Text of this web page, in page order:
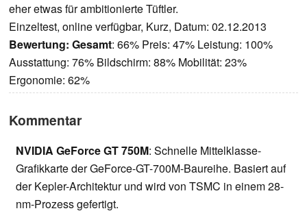
eher etwas für ambitionierte Tüftler.
Einzeltest, online verfügbar, Kurz, Datum: 02.12.2013
Bewertung: Gesamt: 66% Preis: 47% Leistung: 100%
Ausstattung: 76% Bildschirm: 88% Mobilität: 23%
Ergonomie: 62%
Kommentar
NVIDIA GeForce GT 750M: Schnelle Mittelklasse-
Grafikkarte der GeForce-GT-700M-Baureihe. Basiert auf
der Kepler-Architektur und wird von TSMC in einem 28-
nm-Prozess gefertigt.